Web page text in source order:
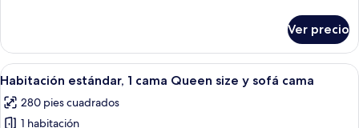
matrimonial
y
sofá
cama,
balcón
1
cama
matrimonial
sofá
cama,
Ver precio
Abrir
todas
las
Habitación de hotel con cama,
11
Habitación estándar, 1 cama Queen size y sofá cama
280 pies cuadrados
1 habitación